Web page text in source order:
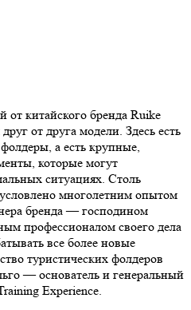
китайского бренда Ruike
от друга модели. Здесь есть
а есть крупные,
которые могут
ситуациях. Столь
многолетним опытом
бренда — господином
профессионалом своего дела
все более новые
туристических фолдеров
— основатель и генеральный
Experience.